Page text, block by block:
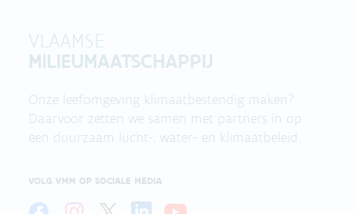
VLAAMSE
MILIEUMAATSCHAPPIJ
Onze leefomgeving klimaatbestendig maken?
Daarvoor zetten we samen met partners in op
een duurzaam lucht-, water- en klimaatbeleid.
VOLG VMM OP SOCIALE MEDIA